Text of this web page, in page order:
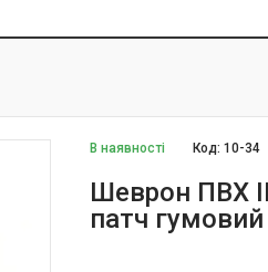
В наявності Код:10-34
Шеврон ПВХ
патч гумовий